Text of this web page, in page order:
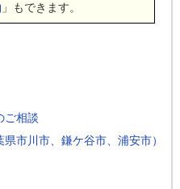
」もできます。
ご相談
市川市、鎌ケ谷市、浦安市）